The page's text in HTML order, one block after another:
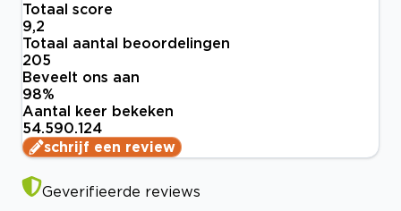
Totaal score
9,2
Totaal aantal beoordelingen
205
Beveelt ons aan
98%
Aantal keer bekeken
54.590.124
schrijf een review
Geverifieerde reviews